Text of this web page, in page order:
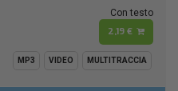
Con testo
2,19 €
MP3 VIDEO MULTITRACCIA